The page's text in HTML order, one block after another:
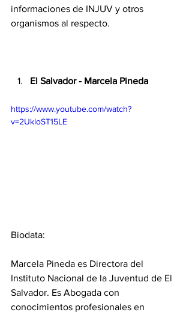
informaciones de INJUV y otros
organismos al respecto.
El Salvador - Marcela Pineda
https://www.youtube.com/watch?
v=2UkloST15LE
Biodata:
Marcela Pineda es Directora del
Instituto Nacional de la Juventud de El
Salvador. Es Abogada con
conocimientos profesionales en